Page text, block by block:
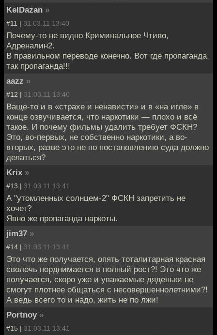
KelDazan »
#11 | 31.03.11 13:40
Почему-то не видно Криминальное Чтиво,
Адреналин2.
В правильном переводе конечно. Вот где пропаганда,
так пропаганда!!!
aazz »
#12 | 31.03.11 13:40
Ваще-то и в «страхе и ненависти» и в «на игле» в
конце озвучивается, что наркотики — плохо и всё
такое. И почему фильмы удалить требует ФСКН?
Это, во-первых, не собственно наркотики, а во-
вторых, разве это не по постановлению суда должно
делаться?
Krix »
#13 | 31.03.11 13:41
А "утомленных солнцем-2" ФСКН запретить не
хочет?
Явно же пропаганда наркоты.
jim37 »
#14 | 31.03.11 13:41
Это что же получается, опять тоталитарная красная
сволочь порднимается в полный рост?! Это что же
получается, скоро уже и уважаемые дяденьки не
смогут плотнее общаться с несовершеннолетними?!
А ведь всего то и надо, жить не по лжи!
Portnoy »
#15 | 31.03.11 13:41